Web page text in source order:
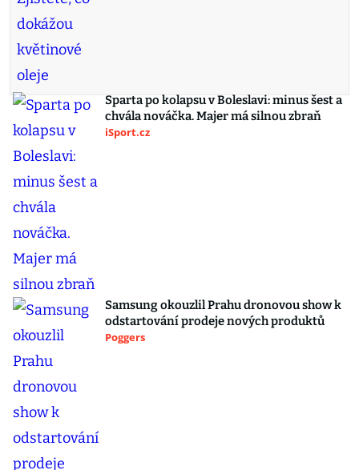
Sparta po kolapsu v Boleslavi: minus šest a
chvála nováčka. Majer má silnou zbraň
iSport.cz
Samsung okouzlil Prahu dronovou show k
odstartování prodeje nových produktů
Poggers